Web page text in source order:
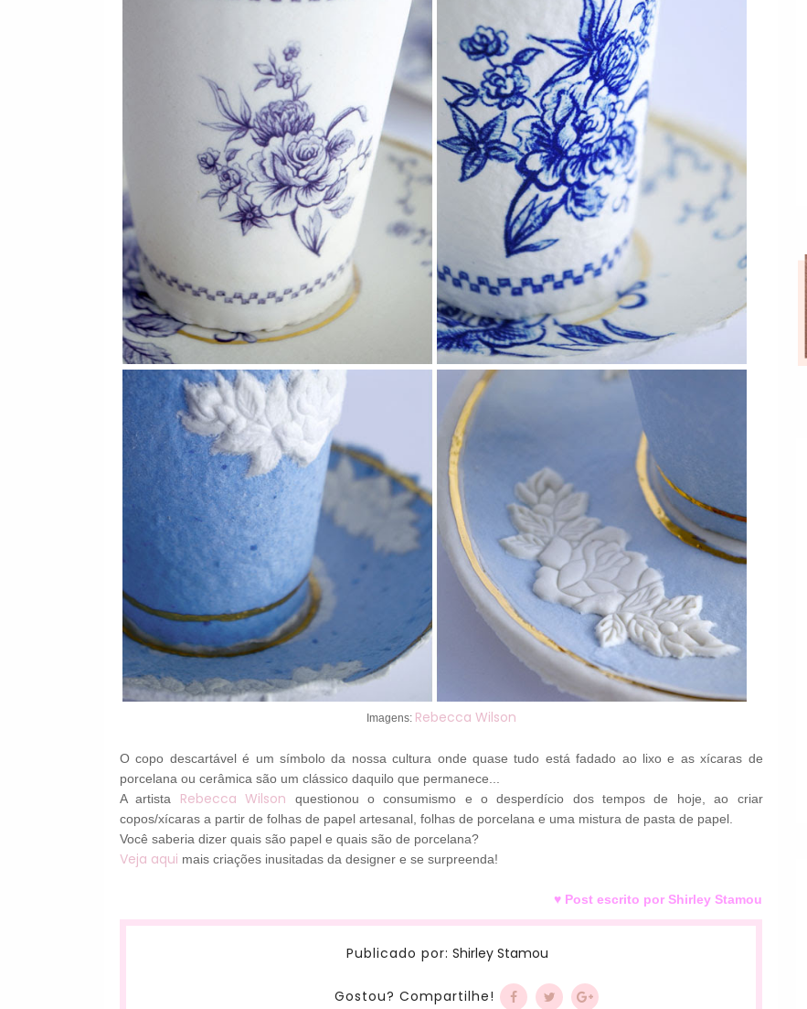
Imagens: Rebecca Wilson
O copo descartável é um símbolo da nossacultura onde quase tudo está fadado ao lixo e as xícaras de
porcelana ou cerâmica são um clássico daquilo que permanece...
A artista
Rebecca Wilson questionou o consumismo
e o desperdício dos tempos de hoje, ao criar
copos/xícarasa partir de folhas de papel artesanal ,folhas de porcelana e uma mistura de pasta de papel
Você saberia dizer quais são papel e quais são de porcelana?
Veja aqui mais criações inusitadas da designer e se surpreenda!
♥ Post escrito por Shirley Stamou
Publicado por: Shirley Stamou
Gostou? Compartilhe!